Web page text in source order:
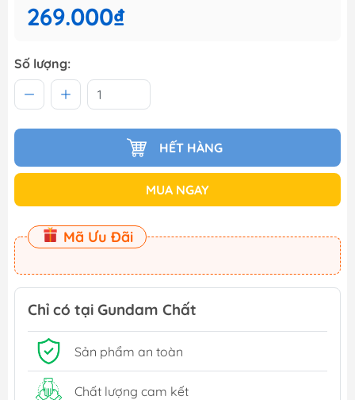
269.000₫
Số lượng:
HẾT HÀNG
MUA NGAY
Mã Ưu Đãi
Chỉ có tại Gundam Chất
Sản phẩm an toàn
Chất lượng cam kết